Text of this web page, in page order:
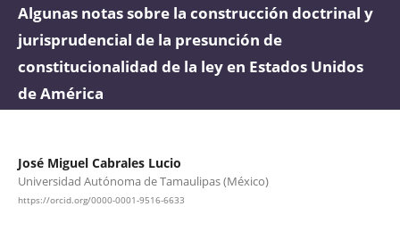
Algunas notas sobre la construcción doctrinal y
jurisprudencial de la presunción de
constitucionalidad de la ley en Estados Unidos
de América
José Miguel Cabrales Lucio
Universidad Autónoma de Tamaulipas (México)
https://orcid.org/0000-0001-9516-6633